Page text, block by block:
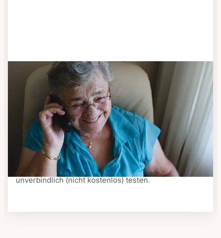
Schritt 3
Bestellen & liefern lassen
Suchen Sie sich aus dem Speiseplan Ihres Anbieters
aus, was Ihnen schmeckt. Bestellen Sie telefonisch,
schriftlich oder im Online-Shop Ihres Anbieters.
Ein Kurier liefert Ihnen das bestellte Essen zum
vereinbarten Zeitpunkt nach Hause. Bei vielen
Anbietern können Sie Essen auf Rädern auch
unverbindlich (nicht kostenlos) testen.